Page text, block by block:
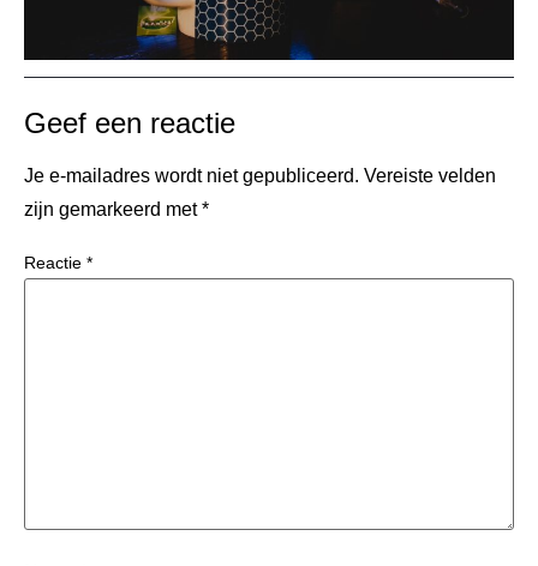
Geef een reactie
Je e-mailadres wordt niet gepubliceerd. Vereiste velden
zijn gemarkeerd met*
Reactie *